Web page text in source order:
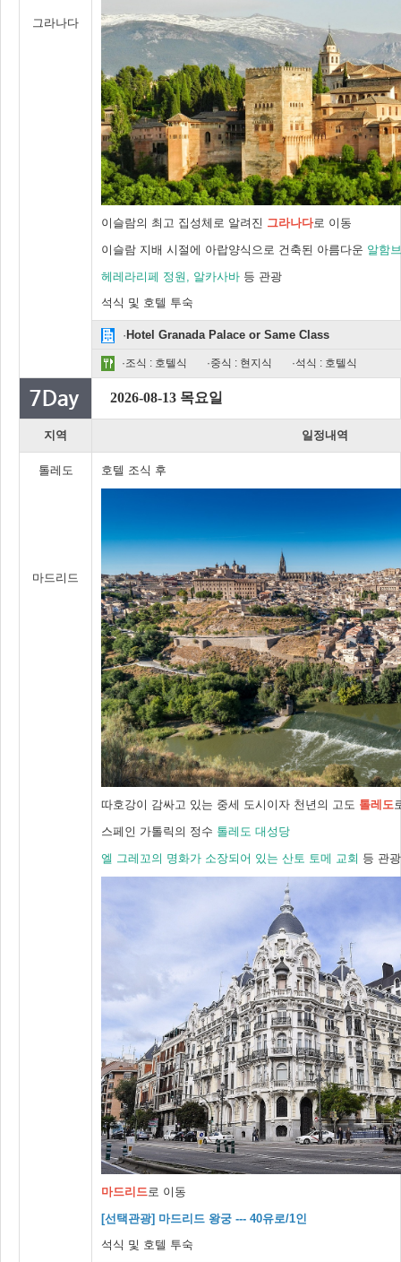
그라나다
이슬람의 최고 집성체로 알려진 그라나다로 이동
이슬람 지배 시절에 아랍양식으로 건축된 아름다운 알함
헤레라리페 정원, 알카사바 등 관광
석식 및 호텔 투숙
· Hotel Granada Palace or Same Class
·조식 : 호텔식 ·중식 : 현지식 ·석식 : 호텔식
2026-08-13 목요일
지역 일정내역
톨레도
마드리드
호텔 조식 후
따호강이 감싸고 있는 중세 도시이자 천년의 고도 톨레도
스페인 가톨릭의 정수 톨레도 대성당
엘 그레꼬의 명화가 소장되어 있는 산토 토메 교회 등 관광
마드리드 로 이동
[선택관광] 마드리드 왕궁 --- 40유로/1인
석식 및 호텔 투숙